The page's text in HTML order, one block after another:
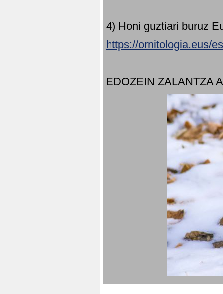
4) Honi guztiari buruz
https://ornitologia.eus/
EDOZEIN ZALANTZA